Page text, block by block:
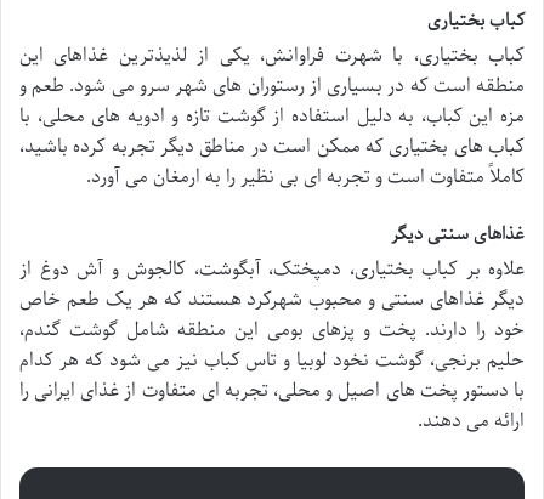
کباب بختیاری
کباب بختیاری، با شهرت فراوانش، یکی از لذیذترین غذاهای این
منطقه است که در بسیاری از رستوران های شهر سرو می شود. طعم و
مزه این کباب، به دلیل استفاده از گوشت تازه و ادویه های محلی، با
کباب های بختیاری که ممکن است در مناطق دیگر تجربه کرده باشید،
کاملاً متفاوت است و تجربه ای بی نظیر را به ارمغان می آورد.
غذاهای سنتی دیگر
علاوه بر کباب بختیاری، دمپختک، آبگوشت، کالجوش و آش دوغ از
دیگر غذاهای سنتی و محبوب شهرکرد هستند که هر یک طعم خاص
خود را دارند. پخت و پزهای بومی این منطقه شامل گوشت گندم،
حلیم برنجی، گوشت نخود لوبیا و تاس کباب نیز می شود که هر کدام
با دستور پخت های اصیل و محلی، تجربه ای متفاوت از غذای ایرانی را
ارائه می دهند.